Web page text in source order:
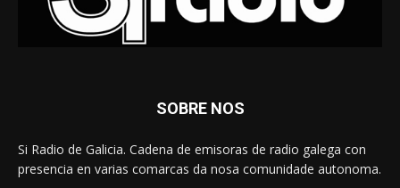
SOBRE NOS
Si Radio de Galicia. Cadena de emisoras de radio galega con
presencia en varias comarcas da nosa comunidade autonoma.